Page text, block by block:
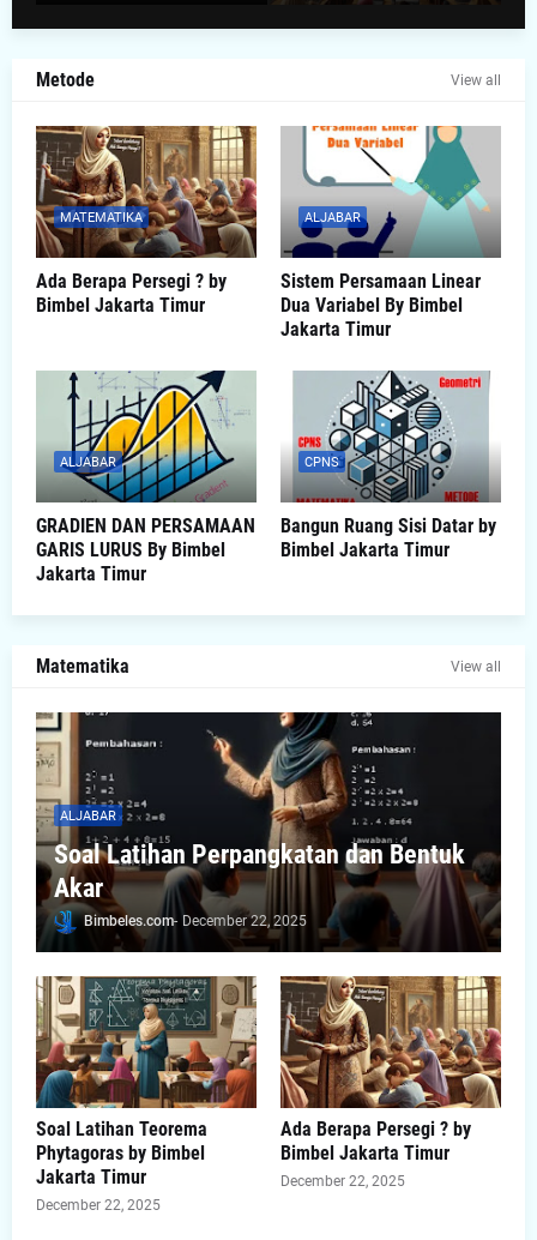
Metode View all
MATEMATIKA
Ada Berapa Persegi ? by
Bimbel Jakarta Timur
ALJABAR
Sistem Persamaan Linear
Dua Variabel By Bimbel
Jakarta Timur
ALJABAR
GRADIEN DAN PERSAMAAN
GARIS LURUS By Bimbel
Jakarta Timur
CPNS
Bangun Ruang Sisi Datar by
Bimbel Jakarta Timur
Matematika View all
ALJABAR
Soal Latihan Perpangkatan dan Bentuk
Akar
Bimbeles.com- December 22, 2025
Soal Latihan Teorema
Phytagoras by Bimbel
Jakarta Timur
December 22, 2025
Ada Berapa Persegi ? by
Bimbel Jakarta Timur
December 22, 2025